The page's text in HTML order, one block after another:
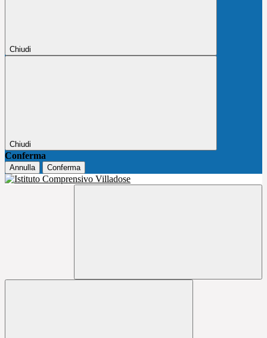
Chiudi
Chiudi
Conferma
Annulla Conferma